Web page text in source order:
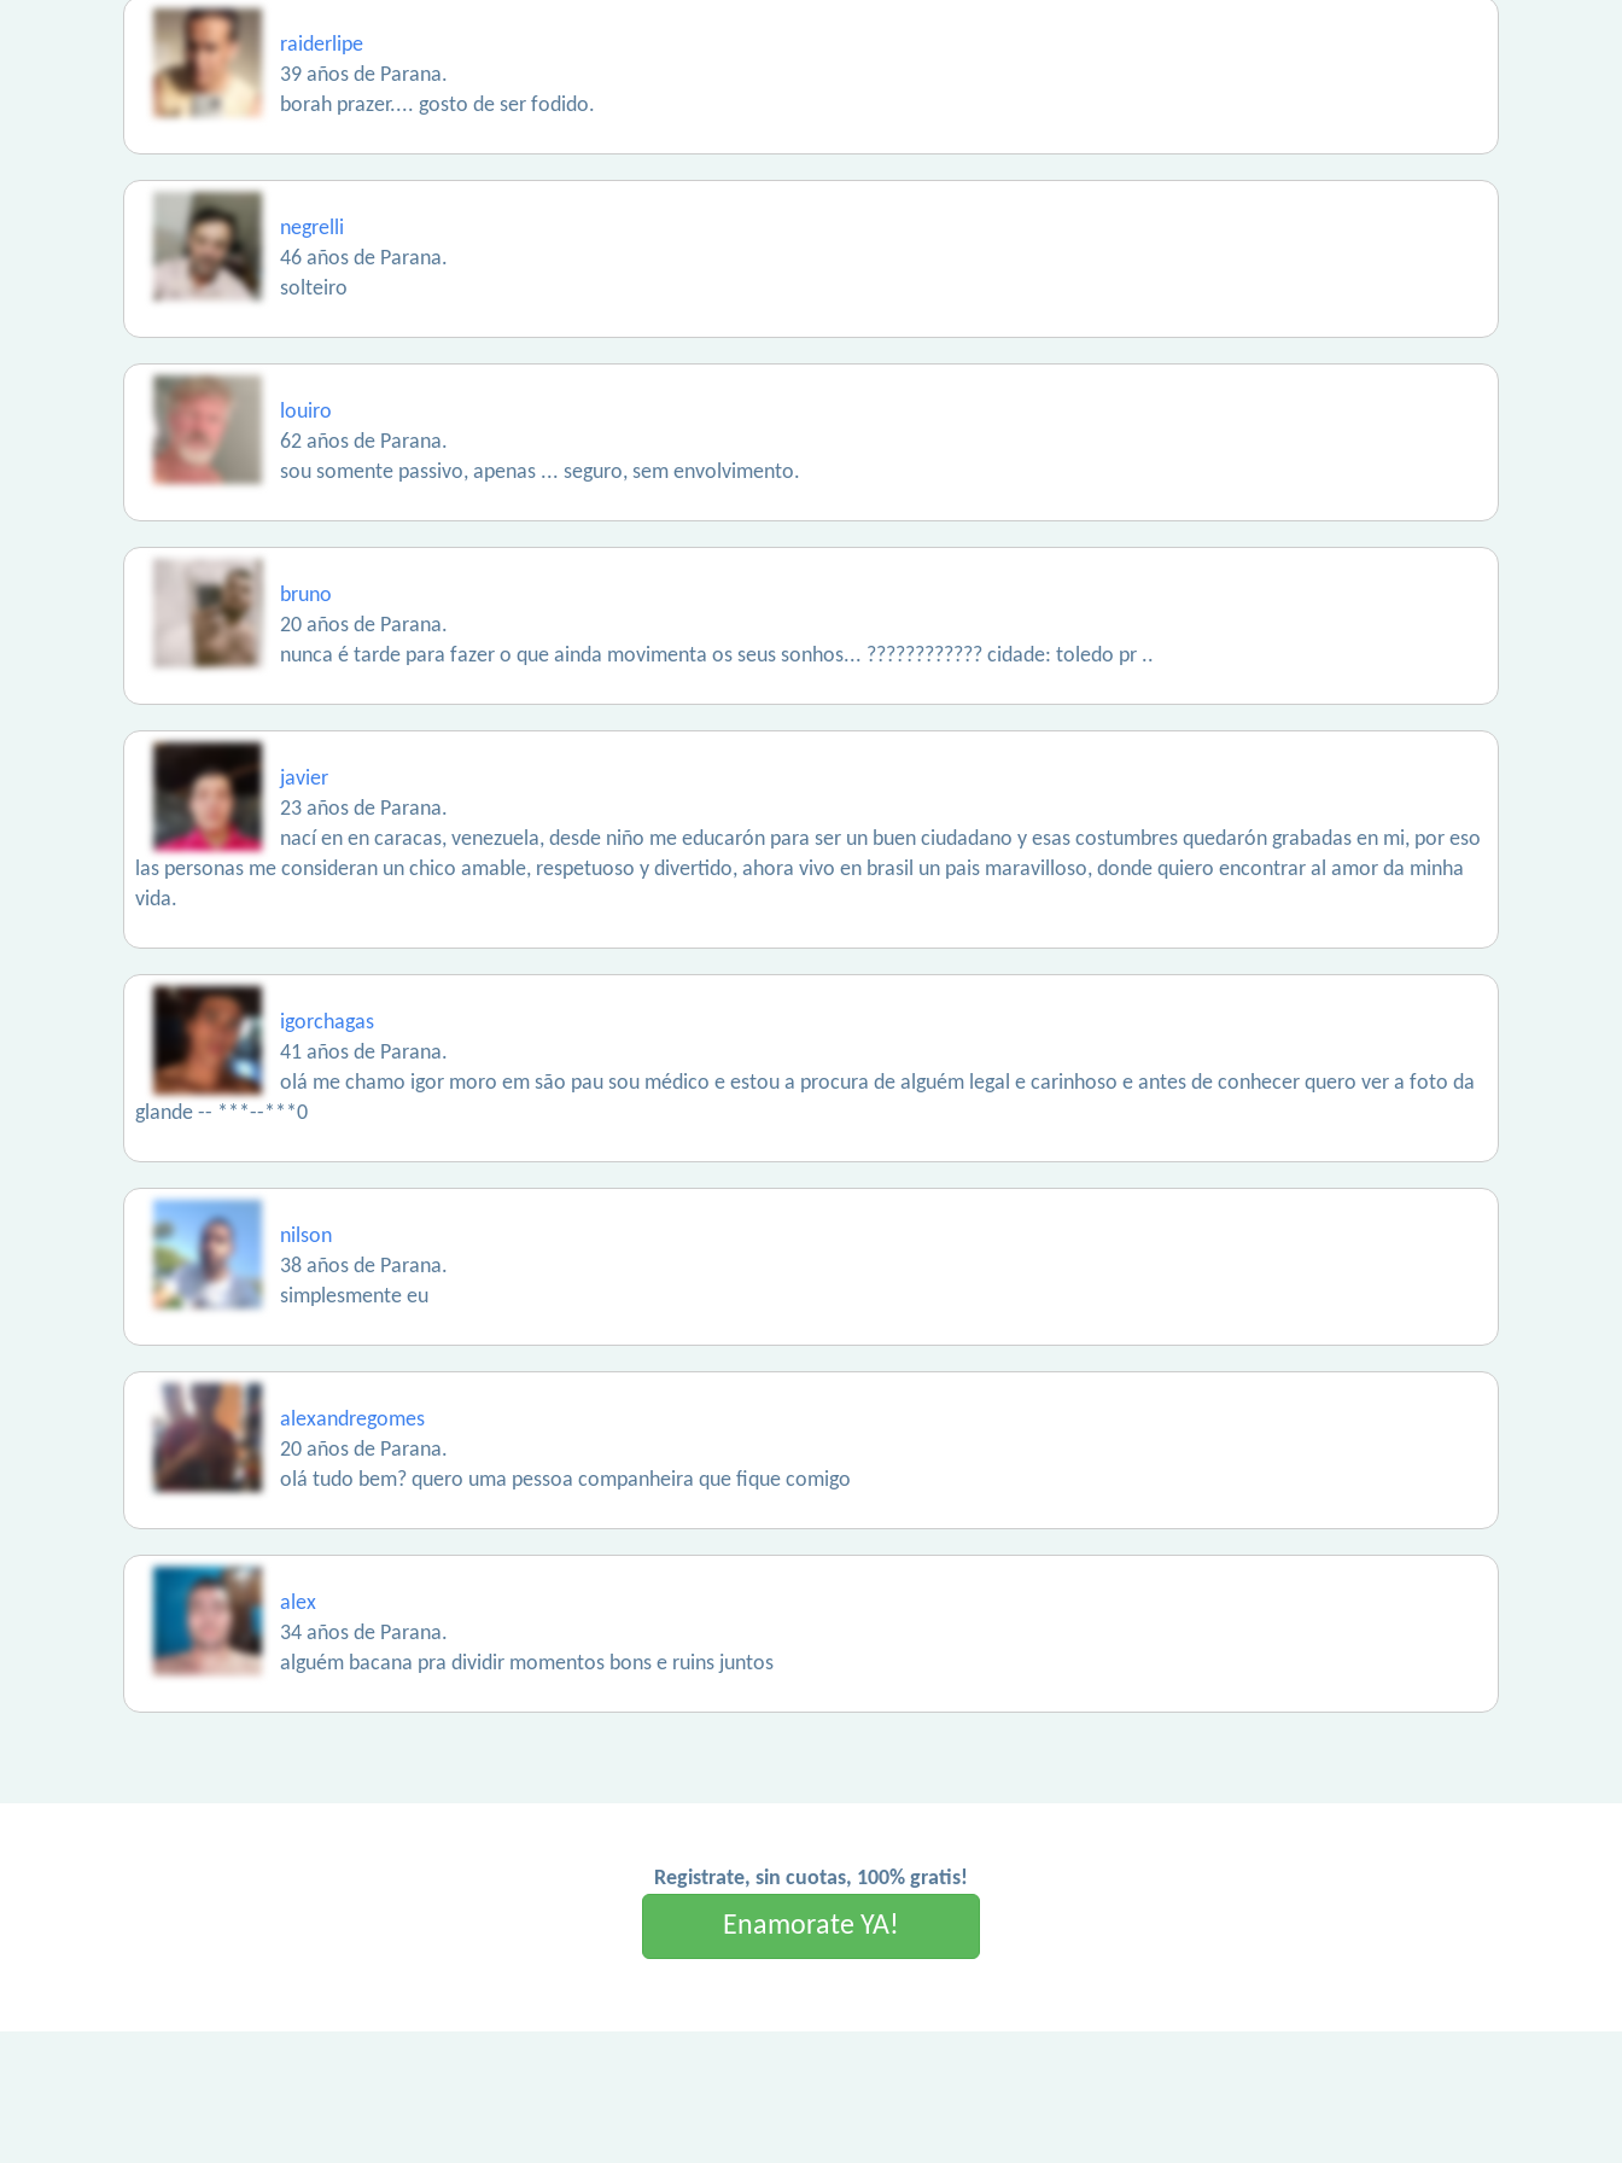
raiderlipe
39 años de Parana.
borah prazer.... gosto de ser fodido.
negrelli
46 años de Parana.
solteiro
louiro
62 años de Parana.
sou somente passivo, apenas ... seguro, sem envolvimento.
bruno
20 años de Parana.
nunca é tarde para fazer o que ainda movimenta os seus sonhos... ???????????? cidade: toledo pr ..
javier
23 años de Parana.
nací en en caracas, venezuela, desde niño me educarón para ser un buen ciudadano y esas costumbres quedarón grabadas en mi, por eso
las personas me consideran un chico amable, respetuoso y divertido, ahora vivo en brasil un pais maravilloso, donde quiero encontrar al amor da minha
vida.
igorchagas
41 años de Parana.
olá me chamo igor moro em são pau sou médico e estou a procura de alguém legal e carinhoso e antes de conhecer quero ver a foto da
glande -- ***--***0
nilson
38 años de Parana.
simplesmente eu
alexandregomes
20 años de Parana.
olá tudo bem? quero uma pessoa companheira que fique comigo
alex
34 años de Parana.
alguém bacana pra dividir momentos bons e ruins juntos
Registrate, sin cuotas, 100% gratis!
Enamorate YA!